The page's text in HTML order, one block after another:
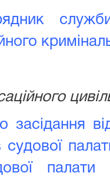
засідання
палати